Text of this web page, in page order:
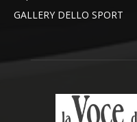
GALLERY DELLO SPORT